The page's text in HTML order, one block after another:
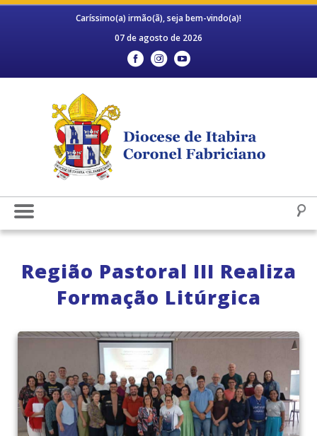
Caríssimo(a) irmão(ã), seja bem-vindo(a)!
07 de agosto de 2026
Região Pastoral III Realiza
Formação Litúrgica